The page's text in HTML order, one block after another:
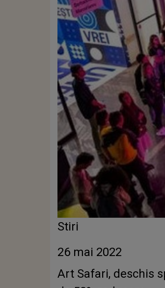
Stiri
26 mai 2022
Art Safari, deschis